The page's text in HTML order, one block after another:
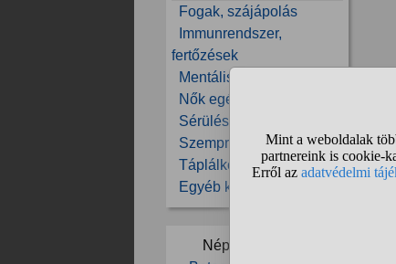
Fogak, szájápolás
Immunrendszer,
fertőzések
Mentális egészség
Nők egészsége
Sérülések, balesetek
Szemproblémák
Táplálkozás
Egyéb kérdések
Népszerű témák: